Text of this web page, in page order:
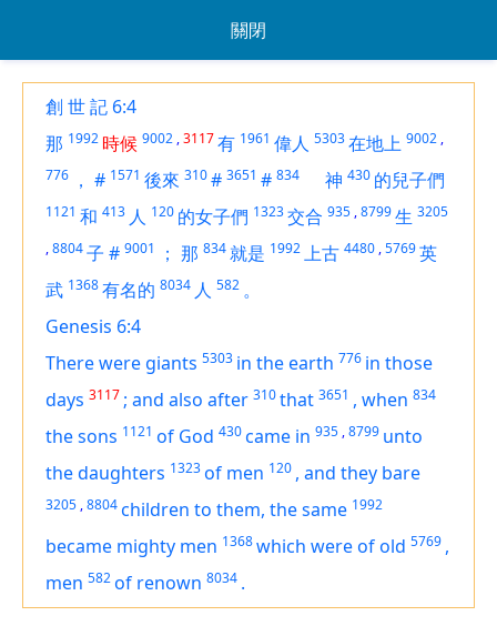
關閉
創 世 記 6:4
那 1992 時候 9002 ,3117有 1961 偉人 5303在地上 9002 ,
776 ， # 1571 後來 310# 3651 # 834 神 430 的兒子們
1121 和 413 人 120 的女子們 1323交合 935 ,8799生 3205
,8804子 # 9001 ； 那 834就是 1992上古 4480 ,5769英
武 1368有名的 8034 人 582 。
Genesis 6:4
There were giants 5303 in the earth 776 in those
days 3117 ; and also after 310that 3651 , when 834
the sons 1121 of God 430came in 935 ,8799 unto
the daughters 1323of men 120 , and they bare
3205 ,8804children to them, the same 1992
became mighty men 1368which wereof old 5769 ,
men 582of renown 8034 .